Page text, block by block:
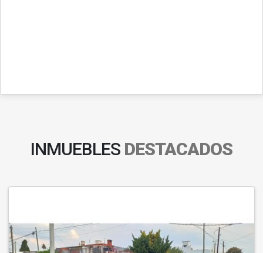
INMUEBLES DESTACADOS